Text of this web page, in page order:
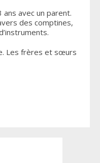
avec un parent.
des comptines,
Les frères et sœurs